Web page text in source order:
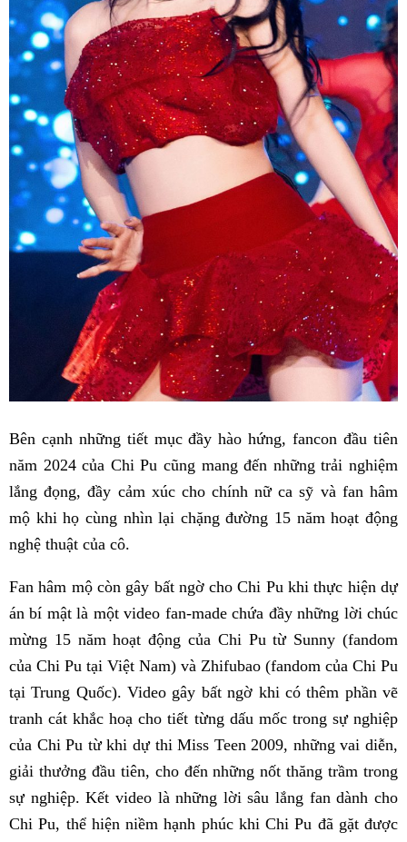
Bên cạnh những tiết mục đầy hào hứng, fancon đầu tiên
năm 2024 của Chi Pu cũng mang đến những trải nghiệm
lắng đọng, đầy cảm xúc cho chính nữ ca sỹ và fan hâm
mộ khi họ cùng nhìn lại chặng đường 15 năm hoạt động
nghệ thuật của cô.
Fan hâm mộ còn gây bất ngờ cho Chi Pu khi thực hiện dự
án bí mật là một video fan-made chứa đầy những lời chúc
mừng 15 năm hoạt động của Chi Pu từ Sunny (fandom
của Chi Pu tại Việt Nam) và Zhifubao (fandom của Chi Pu
tại Trung Quốc). Video gây bất ngờ khi có thêm phần vẽ
tranh cát khắc hoạ cho tiết từng dấu mốc trong sự nghiệp
của Chi Pu từ khi dự thi Miss Teen 2009, những vai diễn,
giải thưởng đầu tiên, cho đến những nốt thăng trầm trong
sự nghiệp. Kết video là những lời sâu lắng fan dành cho
Chi Pu, thể hiện niềm hạnh phúc khi Chi Pu đã gặt được